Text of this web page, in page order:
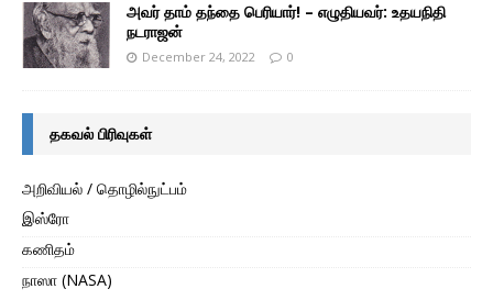
அவர் தாம் தந்தை பெரியார்! – எழுதியவர்: உதயநிதி
நடராஜன்
December 24, 2022 0
தகவல் பிரிவுகள்
அறிவியல் / தொழில்நுட்பம்
இஸ்ரோ
கணிதம்
நாஸா (NASA)